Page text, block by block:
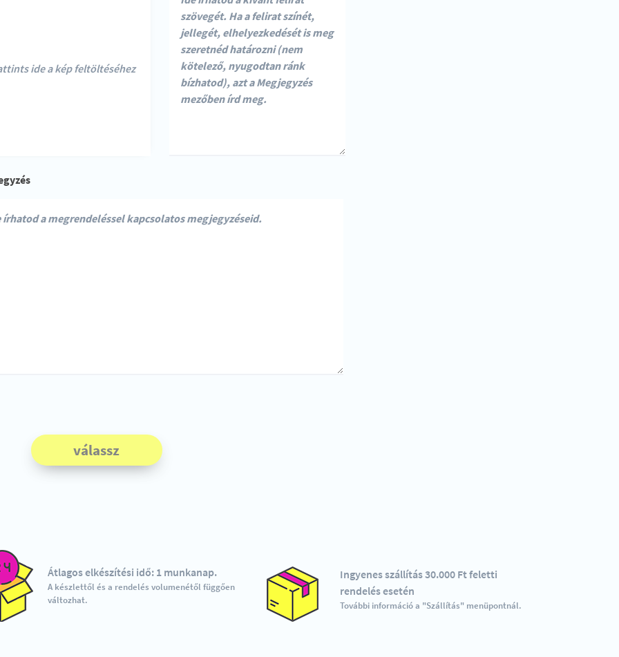
ide a kép feltöltéséhez
válassz
Átlagos elkészítési idő: 1 munkanap.
A készlettől és a rendelés volumenétől függően
változhat.
Ingyenes szállítás 30.000 Ft feletti
rendelés esetén
További információ a "Szállítás" menüpontnál.